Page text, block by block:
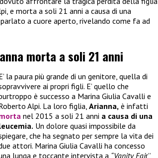
e morta a soli 21 anni a causa di una
a cuore aperto, rivelando come fa ad
morta a soli 21 anni
la paura più grande di un genitore, quella di
ai propri figli. E’ quello che
è successo a Marina Giulia Cavalli e
Alpi. La loro figlia, Arianna, è infatti
nel 2015 a soli 21 anni a causa di una
Un dolore quasi impossibile da
che ha segnato per sempre la vita dei
attori. Marina Giulia Cavalli ha concesso
lunga e toccante intervista a “Vanity Fair”,